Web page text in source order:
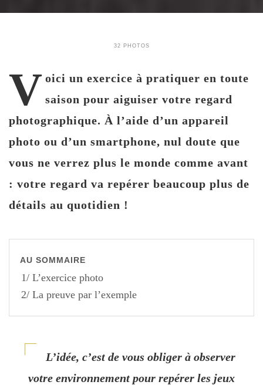
32 PHOTOS
V oici un exercice à pratiquer en toute
saison pour aiguiser votre regard
photographique. À l’aide d’un appareil
photo ou d’un smartphone, nul doute que
vous ne verrez plus le monde comme avant
: votre regard va repérer beaucoup plus de
détails au quotidien !
AU SOMMAIRE
1/ L’exercice photo
2/ La preuve par l’exemple
L’idée, c’est de vous obliger à observer
votre environnement pour repérer les jeux